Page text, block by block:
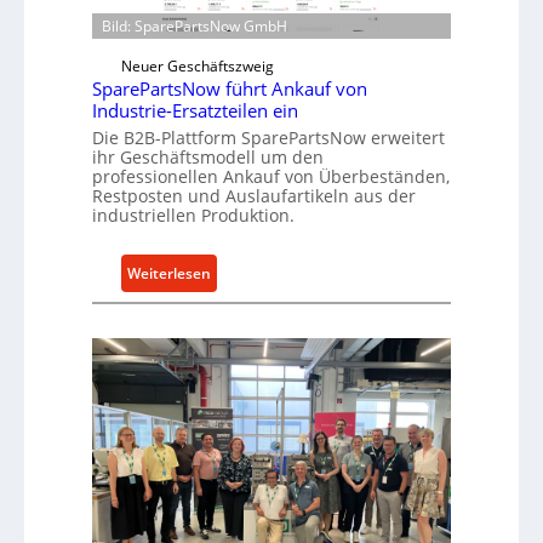
i
r
e
k
t
e
A
n
t
e
e
t
w
i
c
k
e
l
t
X
-
l
a
t
f
o
r
m
Bild: SparePartsNow GmbH
Neuer Geschäftszweig
SparePartsNow führt Ankauf von
Industrie-Ersatzteilen ein
Die B2B-Plattform SparePartsNow erweitert
ihr Geschäftsmodell um den
professionellen Ankauf von Überbeständen,
Restposten und Auslaufartikeln aus der
industriellen Produktion.
Weiterlesen
S
a
r
P
a
r
t
s